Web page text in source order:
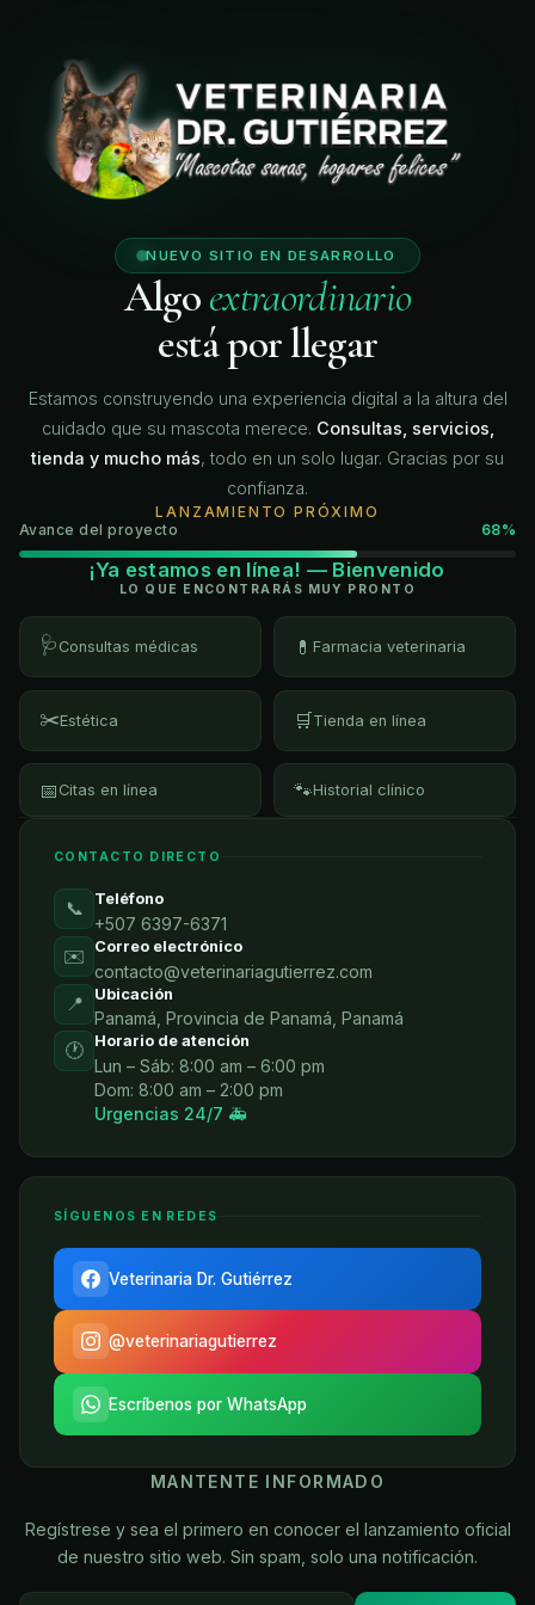
NUEVO SITIO EN DESARROLLO
Algoextraordinario
está por llegar
Estamos construyendo una experiencia digital a la altura del
cuidado que su mascota merece. Consultas, servicios,
tienda y mucho más, todo en un solo lugar. Gracias por su
confianza.
LANZAMIENTO PRÓXIMO
Avance del proyecto
68%
¡Ya estamos en línea! — Bienvenido
LO QUE ENCONTRARÁS MUY PRONTO
🩺 Consultas médicas 💊 Farmacia veterinaria
✂️Estética 🛒Tienda en línea
📅 Citas en línea 🐾Historial clínico
CONTACTO DIRECTO
📞 Teléfono
+507 6397-6371
✉️ Correo electrónico
contacto@veterinariagutierrez.com
📍 Ubicación
Panamá, Provincia de Panamá, Panamá
🕐 Horario de atención
Lun – Sáb: 8:00 am – 6:00 pm
Dom: 8:00 am – 2:00 pm
Urgencias 24/7 🚑
SÍGUENOS EN REDES
Veterinaria Dr. Gutiérrez
@veterinariagutierrez
Escríbenos por WhatsApp
MANTENTE INFORMADO
Regístrese y sea el primero en conocer el lanzamiento oficial
de nuestro sitio web. Sin spam, solo una notificación.